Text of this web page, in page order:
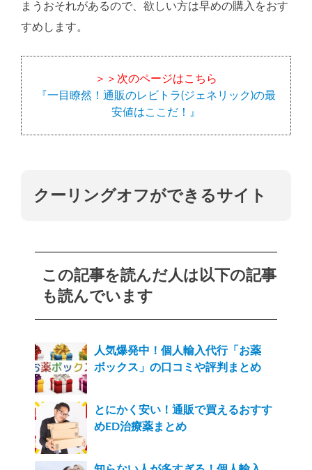
まうおそれがあるので、欲しい方は早めの購入をおす
すめします。
＞＞次のページはこちら
『一目瞭然！通販のレビトラ(ジェネリック)の最
安値はここだ！』
クーリングオフができるサイト
この記事を読んだ人は以下の記事
も読んでいます
人気爆発中！個人輸入代行「お薬
ボックス」の口コミや評判まとめ
とにかく安い！通販で買えるおすす
めED治療薬まとめ